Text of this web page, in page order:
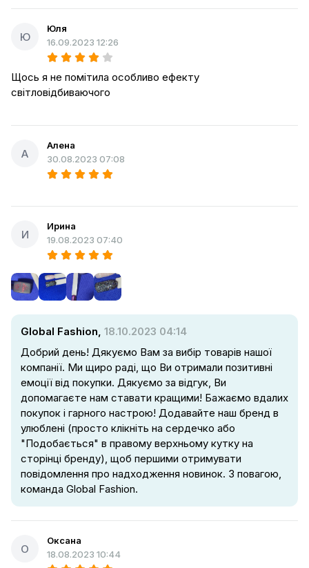
Ю
Юля
16.09.2023 12:26
Щось я не помітила особливо ефекту
світловідбиваючого
А
Алена
30.08.2023 07:08
И
Ирина
19.08.2023 07:40
Global Fashion, 18.10.2023 04:14
Добрий день! Дякуємо Вам за вибір товарів нашої
компанії. Ми щиро раді, що Ви отримали позитивні
емоції від покупки. Дякуємо за відгук, Ви
допомагаєте нам ставати кращими! Бажаємо вдалих
покупок і гарного настрою! Додавайте наш бренд в
улюблені (просто клікніть на сердечко або
"Подобається" в правому верхньому кутку на
сторінці бренду), щоб першими отримувати
повідомлення про надходження новинок. З повагою,
команда Global Fashion.
О
Оксана
18.08.2023 10:44